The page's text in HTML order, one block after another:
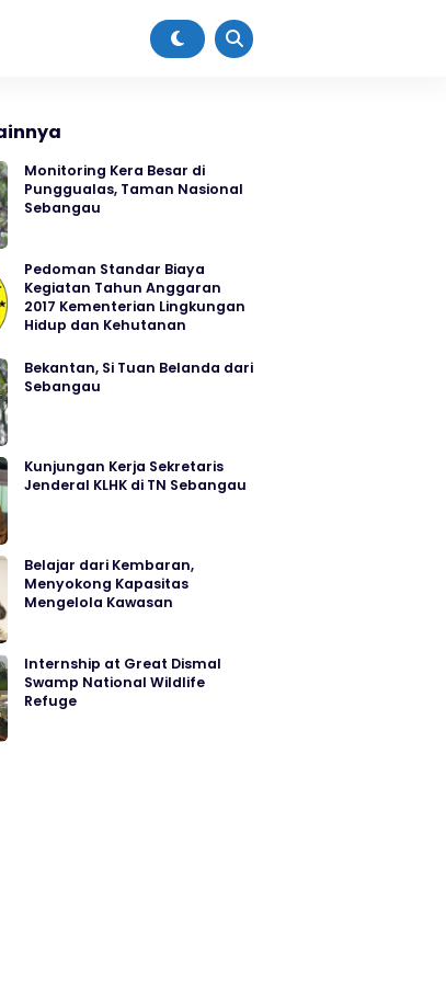
Monitoring Kera Besar di
Punggualas, Taman Nasional
Sebangau
Pedoman Standar Biaya
Kegiatan Tahun Anggaran
2017 Kementerian Lingkungan
Hidup dan Kehutanan
Bekantan, Si Tuan Belanda dari
Sebangau
Kunjungan Kerja Sekretaris
Jenderal KLHK di TN Sebangau
Belajar dari Kembaran,
Menyokong Kapasitas
Mengelola Kawasan
Internship at Great Dismal
Swamp National Wildlife
Refuge